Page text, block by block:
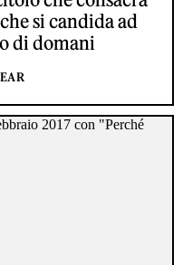
si candida ad
di domani